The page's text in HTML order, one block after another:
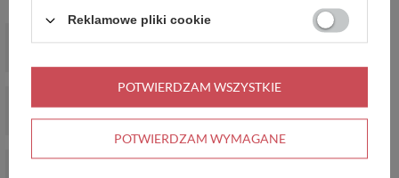
Saturator do wody gazowanej SodaStream TERRA biały'+
249,99 zł / szt.
Saturator do wody gazowanej SodaStream TERRA czarny'+
butelka + nabój CO2
Saturator do wody gazowanej SodaStream Duo biały'+ 2
Reklamowe pliki cookie
POTWIERDZAM WYMAGANE
POTWIERDZAM WSZYSTKIE